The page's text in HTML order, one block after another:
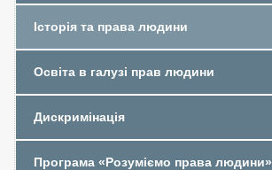
Історія та права людини
Освіта в галузі прав людини
Дискримінація
Програма «Розуміємо права людини»